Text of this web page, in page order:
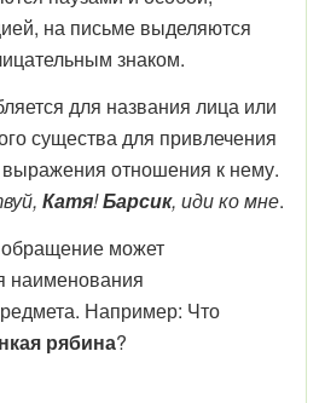
на письме выделяются
знаком.
для названия лица или
существа для привлечения
отношения к нему.
Катя!Барсик, иди ко мне.
обращение может
наименования
Например: Что
рябина?